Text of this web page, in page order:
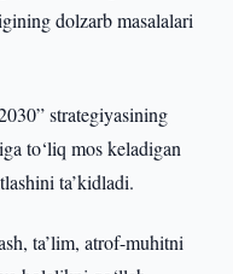
dolzarb masalalari
strategiyasining
to‘liq mos keladigan
ta’kidladi.
ta’lim, atrof-muhitni